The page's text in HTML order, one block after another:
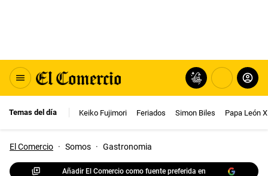
Temas del día Keiko Fujimori Feriados Simon Biles Papa León
El Comercio · Somos · Gastronomia
Añadir El Comercio como fuente preferida en